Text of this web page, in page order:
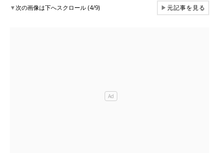
▼次の画像は下へスクロール (4/9) ▶元記事を見る